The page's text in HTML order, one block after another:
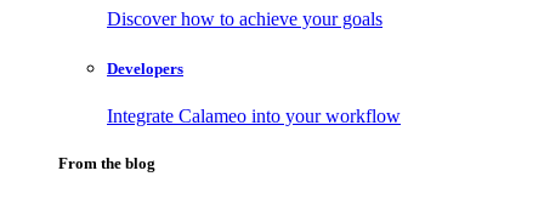
Discover how to achieve your goals
Developers
Integrate Calameo into your workflow
From the blog